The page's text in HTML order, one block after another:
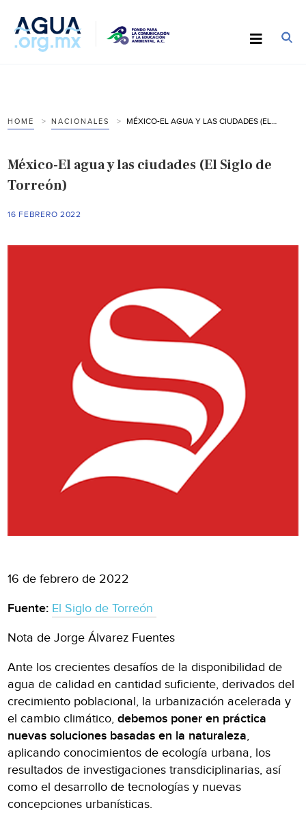
HOME NACIONALES
México-El agua y las ciudades (El Siglo de
Torreón)
16 FEBRERO 2022
16 de febrero de 2022
Fuente: El Siglo de Torreón
Nota de Jorge Álvarez Fuentes
Ante los crecientes desafíos de la disponibilidad de
agua de calidad en cantidad suficiente, derivados del
crecimiento poblacional, la urbanización acelerada y
el cambio climático,debemos poner en práctica
nuevas soluciones basadas en la naturaleza,
aplicando conocimientos de ecología urbana, los
resultados de investigaciones transdiciplinarias, así
como el desarrollo de tecnologías y nuevas
concepciones urbanísticas.